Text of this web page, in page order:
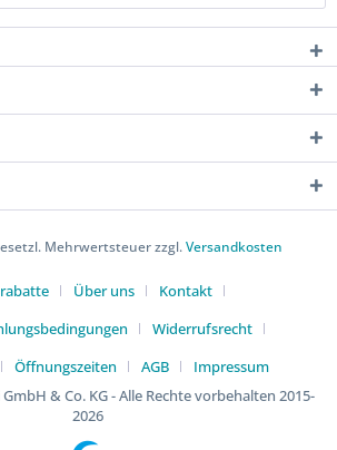
Mehrwertsteuer zzgl.Versandkosten
Über uns
Kontakt
Widerrufsrecht
Öffnungszeiten AGB
Impressum
& Co. KG - Alle Rechte vorbehalten 2015-
2026